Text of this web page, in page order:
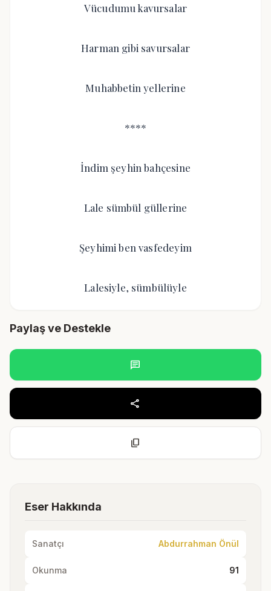
Vücudumu kavursalar
Harman gibi savursalar
Muhabbetin yellerine
****
İndim şeyhin bahçesine
Lale sümbül güllerine
Şeyhimi ben vasfedeyim
Lalesiyle, sümbülüyle
Paylaş ve Destekle
chat
share
content_copy
Eser Hakkında
Sanatçı Abdurrahman Önül
Okunma 91